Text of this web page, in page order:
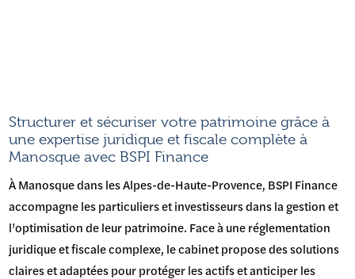
Structurer et sécuriser votre patrimoine grâce à
une expertise juridique et fiscale complète à
Manosque avec BSPI Finance
À Manosque dans les Alpes-de-Haute-Provence, BSPI Finance
accompagne les particuliers et investisseurs dans la gestion et
l’optimisation de leur patrimoine. Face à une réglementation
juridique et fiscale complexe, le cabinet propose des solutions
claires et adaptées pour protéger les actifs et anticiper les